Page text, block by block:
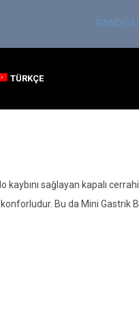
TÜRKÇE
sağlayan kapalı
Bu da Mini Gastrik